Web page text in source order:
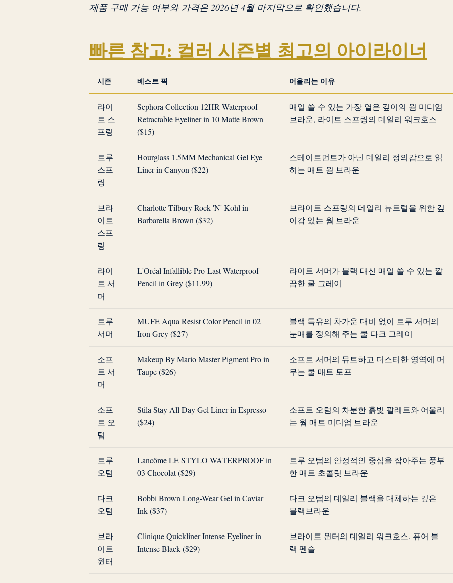
제품 구매 가능 여부와 가격은 2026년 4월 마지막으로 확인했습니다.
빠른 참고: 컬러 시즌별 최고의 아이라이너
시즌 베스트 픽 어울리는 이유
라이
트 스
프링
Sephora Collection 12HR Waterproof
Retractable Eyeliner in 10 Matte Brown
($15)
매일 쓸 수 있는 가장 옅은 깊이의 웜 미디엄
브라운, 라이트 스프링의 데일리 워크호스
트루
스프
링
Hourglass 1.5MM Mechanical Gel Eye
Liner in Canyon ($22)
스테이트먼트가 아닌 데일리 정의감으로 읽
히는 매트 웜 브라운
브라
이트
스프
링
Charlotte Tilbury Rock 'N' Kohl in
Barbarella Brown ($32)
브라이트 스프링의 데일리 뉴트럴을 위한 깊
이감 있는 웜 브라운
라이
트 서
머
L'Oréal Infallible Pro-Last Waterproof
Pencil in Grey ($11.99)
라이트 서머가 블랙 대신 매일 쓸 수 있는 깔
끔한 쿨 그레이
트루
서머
MUFE Aqua Resist Color Pencil in 02
Iron Grey ($27)
블랙 특유의 차가운 대비 없이 트루 서머의
눈매를 정의해 주는 쿨 다크 그레이
소프
트 서
머
Makeup By Mario Master Pigment Pro in
Taupe ($26)
소프트 서머의 뮤트하고 더스티한 영역에 머
무는 쿨 매트 토프
소프
트 오
텀
Stila Stay All Day Gel Liner in Espresso
($24)
소프트 오텀의 차분한 흙빛 팔레트와 어울리
는 웜 매트 미디엄 브라운
트루
오텀
Lancôme LE STYLO WATERPROOF in
03 Chocolat ($29)
트루 오텀의 안정적인 중심을 잡아주는 풍부
한 매트 초콜릿 브라운
다크
오텀
Bobbi Brown Long-Wear Gel in Caviar
Ink ($37)
다크 오텀의 데일리 블랙을 대체하는 깊은
블랙브라운
브라
이트
윈터
Clinique Quickliner Intense Eyeliner in
Intense Black ($29)
브라이트 윈터의 데일리 워크호스, 퓨어 블
랙 펜슬